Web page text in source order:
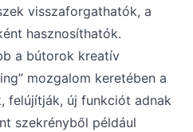
visszaforgathatók, a
hasznosíthatók.
a bútorok kreatív
mozgalom keretében a
felújítják, új funkciót adnak
szekrényből például